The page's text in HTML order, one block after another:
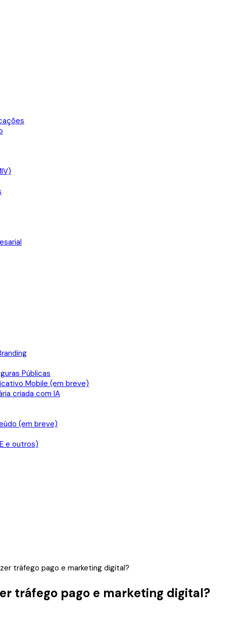
Públicas
Mobile (em breve)
criada com IA
(em breve)
e outros)
tráfego pago e marketing digital?
tráfego pago e marketing digital?